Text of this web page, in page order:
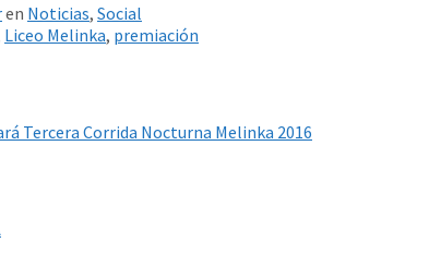
en Noticias, Social
Liceo Melinka, premiación
Tercera Corrida Nocturna Melinka 2016